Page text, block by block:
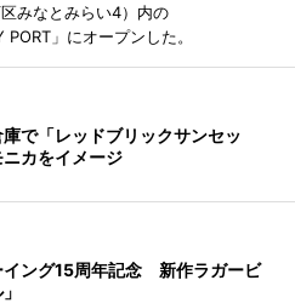
みなとみらい4）内の
」にオープンした。
で「レッドブリックサンセッ
カをイメージ
イング15周年記念 新作ラガービ